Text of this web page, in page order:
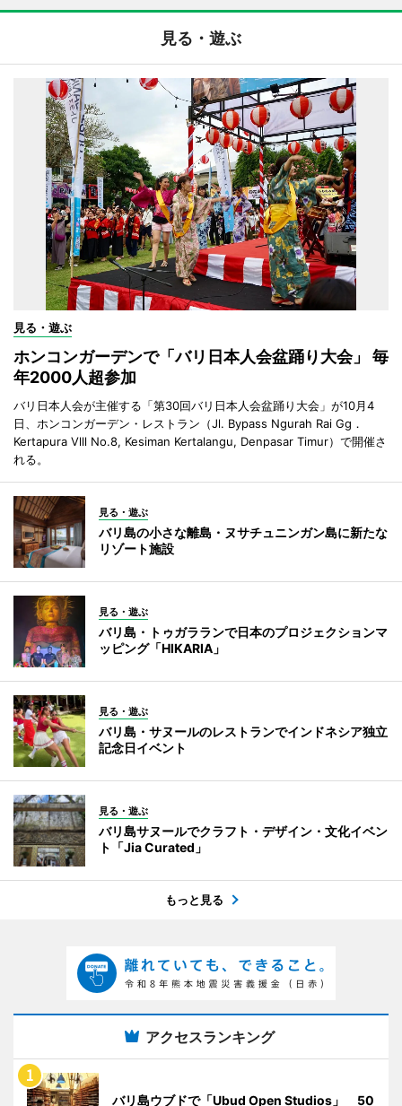
見る・遊ぶ
見る・遊ぶ
ホンコンガーデンで「バリ日本人会盆踊り大会」 毎
年2000人超参加
バリ日本人会が主催する「第30回バリ日本人会盆踊り大会」が10月4
日、ホンコンガーデン・レストラン（Jl. Bypass Ngurah Rai Gg．
Kertapura Vlll No.8, Kesiman Kertalangu, Denpasar Timur）で開催さ
れる。
見る・遊ぶ
バリ島の小さな離島・ヌサチュニンガン島に新たな
リゾート施設
見る・遊ぶ
バリ島・トゥガラランで日本のプロジェクションマ
ッピング「HIKARIA」
見る・遊ぶ
バリ島・サヌールのレストランでインドネシア独立
記念日イベント
見る・遊ぶ
バリ島サヌールでクラフト・デザイン・文化イベン
ト「Jia Curated」
もっと見る
アクセスランキング
バリ島ウブドで「Ubud Open Studios」 50